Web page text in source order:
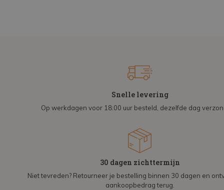
Snelle levering
Op werkdagen voor 18:00 uur besteld, dezelfde dag
30 dagen zichttermijn
Niet tevreden? Retourneer je bestelling binnen 30 dagen en
aankoopbedrag terug.